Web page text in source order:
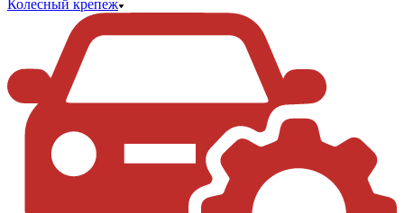
Колесный крепеж